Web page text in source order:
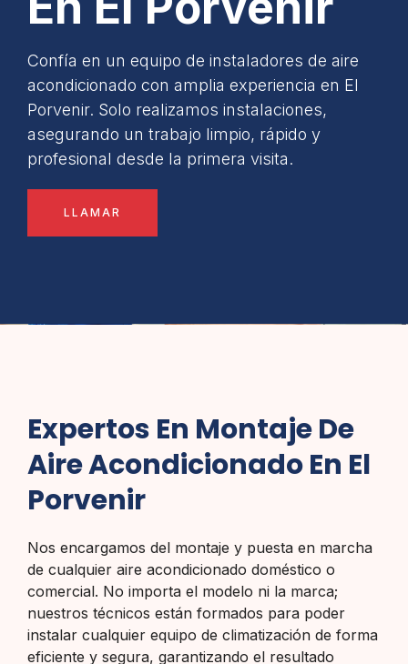
Confía en un equipo de instaladores de aire
acondicionado con amplia experiencia en El
Porvenir. Solo realizamos instalaciones,
asegurando un trabajo limpio, rápido y
profesional desde la primera visita.
LLAMAR
Expertos En Montaje De
Aire Acondicionado En El
Porvenir
Nos encargamos del montaje y puesta en marcha
de cualquier aire acondicionado doméstico o
comercial. No importa el modelo ni la marca;
nuestros técnicos están formados para poder
instalar cualquier equipo de climatización de forma
eficiente y segura, garantizando el resultado